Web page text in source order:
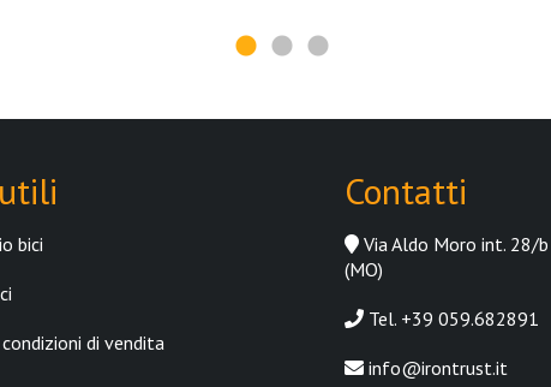
bici
di vendita
Contatti
Via Aldo Moro int. 28/
(MO)
Tel. +39 059.682891
info@irontrust.it